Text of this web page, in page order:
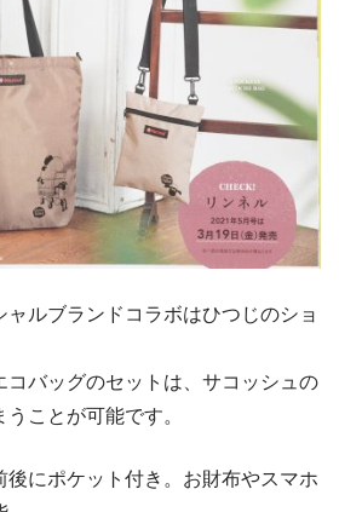
ャルブランドコラボはひつじのショ
コバッグのセットは、サコッシュの
ことが可能です。
後にポケット付き。お財布やスマホ